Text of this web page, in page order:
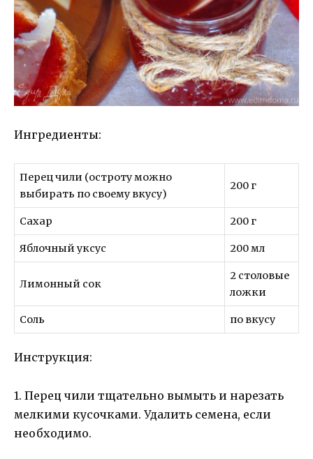
Ингредиенты:
Перец чили (остроту можно
выбирать по своему вкусу)
200 г
Сахар 200 г
Яблочный уксус 200 мл
Лимонный сок
2 столовые
ложки
Соль по вкусу
Инструкция:
1. Перец чили тщательно вымыть и нарезать
мелкими кусочками. Удалить семена, если
необходимо.